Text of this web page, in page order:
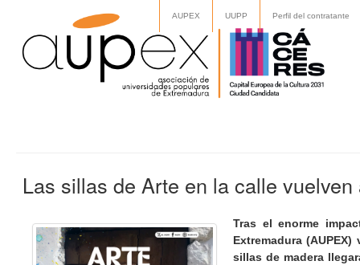
AUPEX UUPP Perfil del contratante
Las sillas de Arte en la calle
Tras el enorme
Extremadura
sillas de madera